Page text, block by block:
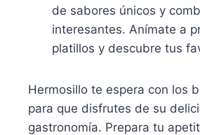
de sabores únicos y
interesantes. Anímate a
platillos y descubre tus
Hermosillo te espera con los
para que disfrutes de su
gastronomía. Prepara tu